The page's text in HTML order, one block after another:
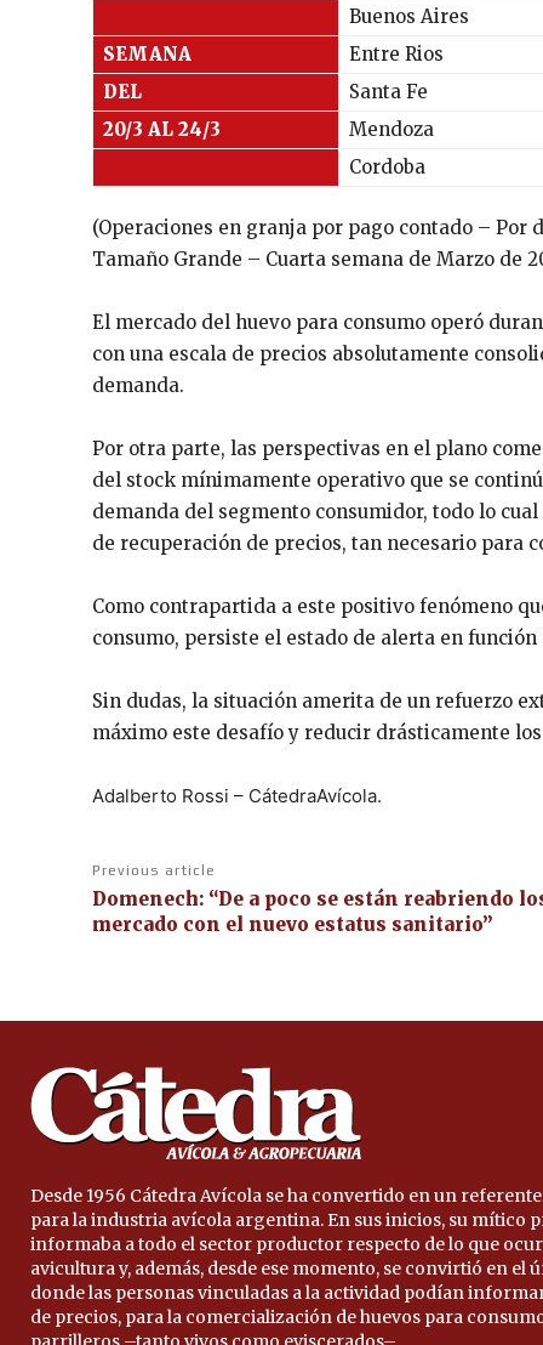
Buenos Aires
SEMANA
Entre Rios
DEL
Santa Fe
20/3 AL 24/3
Mendoza
Cordoba
(Operaciones en granja por pago contado – Por
Tamaño Grande – Cuarta semana de Marzo de
El mercado del huevo para consumo operó
con una escala de precios absolutamente
demanda.
Por otra parte, las perspectivas en el plano
del stock mínimamente operativo que se
demanda del segmento consumidor, todo lo
de recuperación de precios, tan necesario para
Como contrapartida a este positivo fenómeno
consumo, persiste el estado de alerta en
Sin dudas, la situación amerita de un refuerzo
máximo este desafío y reducir drásticamente
Adalberto Rossi – CátedraAvícola.
Previous article
Domenech: “De a poco se están reabriendo
mercado con el nuevo estatus sanitario”
Desde 1956 Cátedra Avícola se ha convertido en un
para la industria avícola argentina. En sus inicios, su mítico
informaba a todo el sector productor respecto de lo que
avicultura y, además, desde ese momento, se convirtió en el
donde las personas vinculadas a la actividad podían
de precios, para la comercialización de huevos para